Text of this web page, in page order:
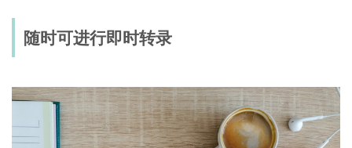
随时可进行即时转录